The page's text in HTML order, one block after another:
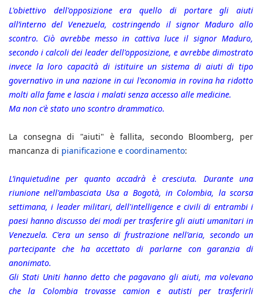
L'obiettivo dell'opposizione era quello di portare gli aiuti
all’interno del Venezuela, costringendo il signor Maduro allo
scontro. Ciò avrebbe messo in cattiva luce il signor Maduro,
secondo i calcoli dei leader dell'opposizione, e avrebbe dimostrato
invece la loro capacità di istituire un sistema di aiuti di tipo
governativo in una nazione in cui l'economia in rovina ha ridotto
molti alla fame e lascia i malati senza accesso alle medicine.
Ma non c'è stato uno scontro drammatico.
La consegna di "aiuti" è fallita, secondo Bloomberg, per
mancanza di pianificazione e coordinamento:
L’inquietudine per quanto accadrà è cresciuta. Durante una
riunione nell'ambasciata Usa a Bogotà, in Colombia, la scorsa
settimana, i leader militari, dell'intelligence e civili di entrambi i
paesi hanno discusso dei modi per trasferire gli aiuti umanitari in
Venezuela. C'era un senso di frustrazione nell'aria, secondo un
partecipante che ha accettato di parlarne con garanzia di
anonimato.
Gli Stati Uniti hanno detto che pagavano gli aiuti, ma volevano
che la Colombia trovasse camion e autisti per trasferirli